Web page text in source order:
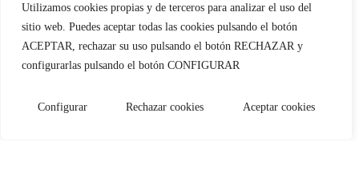
Utilizamos cookies propias y de terceros para analizar el uso del
sitio web. Puedes aceptar todas las cookies pulsando el botón
ACEPTAR, rechazar su uso pulsando el botón RECHAZAR y
configurarlas pulsando el botón CONFIGURAR
Configurar Rechazar cookies Aceptar cookies